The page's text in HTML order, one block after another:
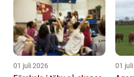
01 juli 2026 01